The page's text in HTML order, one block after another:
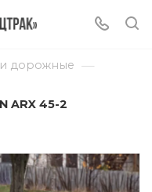
дорожные —
ARX 45-2